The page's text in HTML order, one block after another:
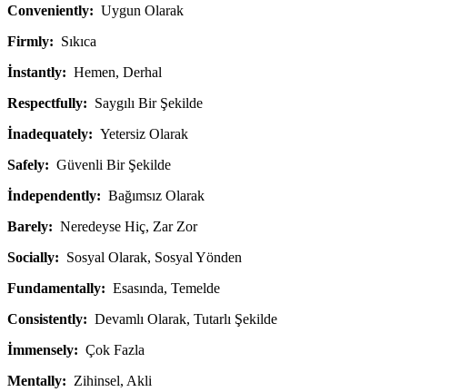
Conveniently: Uygun Olarak
Firmly: Sıkıca
İnstantly: Hemen, Derhal
Respectfully: Saygılı Bir Şekilde
İnadequately: Yetersiz Olarak
Safely: Güvenli Bir Şekilde
İndependently: Bağımsız Olarak
Barely: Neredeyse Hiç, Zar Zor
Socially: Sosyal Olarak, Sosyal Yönden
Fundamentally: Esasında, Temelde
Consistently: Devamlı Olarak, Tutarlı Şekilde
İmmensely: Çok Fazla
Mentally: Zihinsel, Akli